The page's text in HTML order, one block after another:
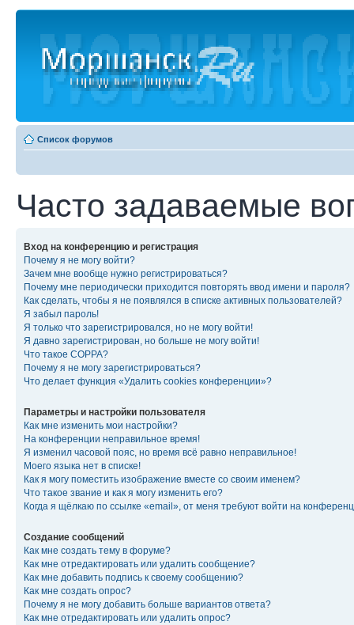
Список форумов
Часто задаваемые
Вход на конференцию и регистрация
Почему я не могу войти?
Зачем мне вообще нужно регистрироваться?
Почему мне периодически приходится повторять ввод имени и пароля?
Как сделать, чтобы я не появлялся в списке активных пользователей?
Я забыл пароль!
Я только что зарегистрировался, но не могу войти!
Я давно зарегистрирован, но больше не могу войти!
Что такое COPPA?
Почему я не могу зарегистрироваться?
Что делает функция «Удалить cookies конференции»?
Параметры и настройки пользователя
Как мне изменить мои настройки?
На конференции неправильное время!
Я изменил часовой пояс, но время всё равно неправильное!
Моего языка нет в списке!
Как я могу поместить изображение вместе со своим именем?
Что такое звание и как я могу изменить его?
Когда я щёлкаю по ссылке «email», от меня требуют войти на
Создание сообщений
Как мне создать тему в форуме?
Как мне отредактировать или удалить сообщение?
Как мне добавить подпись к своему сообщению?
Как мне создать опрос?
Почему я не могу добавить больше вариантов ответа?
Как мне отредактировать или удалить опрос?